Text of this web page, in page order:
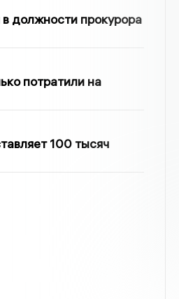
должности прокурора
потратили на
100 тысяч